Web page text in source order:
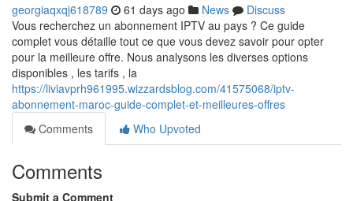
georgiaqxqj618789 61 days ago News
Discuss
Vous recherchez un abonnement IPTV au pays ? Ce guide
complet vous détaille tout ce que vous devez savoir pour opter
pour la meilleure offre. Nous analysons les diverses options
disponibles , les tarifs , la
https://liviavprh961995.wizzardsblog.com/41575068/iptv-
abonnement-maroc-guide-complet-et-meilleures-offres
Comments
Who Upvoted
Comments
Submit a Comment